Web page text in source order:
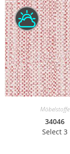
Möbelstoffe
34046
Select 3